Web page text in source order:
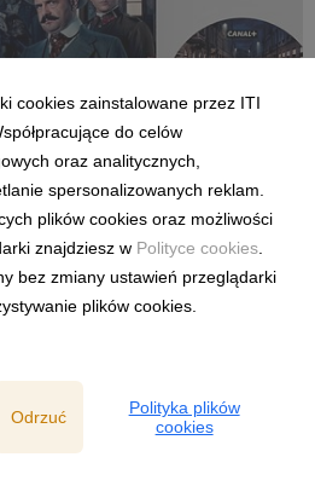
edycja płyty Atanasa
Soundtrack do
„KRÓL” dostępny od
muzycznych.
„Król” to synergia żydowskich
w połączeniu z elementami
oraz minimalizmem
cookies zainstalowane przez ITI
do celów
oraz analitycznych,
spersonalizowanych reklam.
plików cookies oraz możliwości
znajdziesz w Polityce cookies
bez zmiany ustawień przeglądarki
plików cookies.
Odrzuć
Polityka plików
cookies